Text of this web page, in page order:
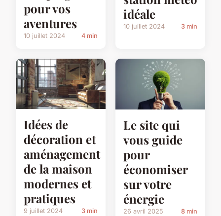
pour vos
aventures
10 juillet 2024 4 min
idéale
10 juillet 2024 3 min
Idées de
décoration et
aménagement
de la maison
modernes et
pratiques
9 juillet 2024 3 min
Le site qui
vous guide
pour
économiser
sur votre
énergie
26 avril 2025 8 min